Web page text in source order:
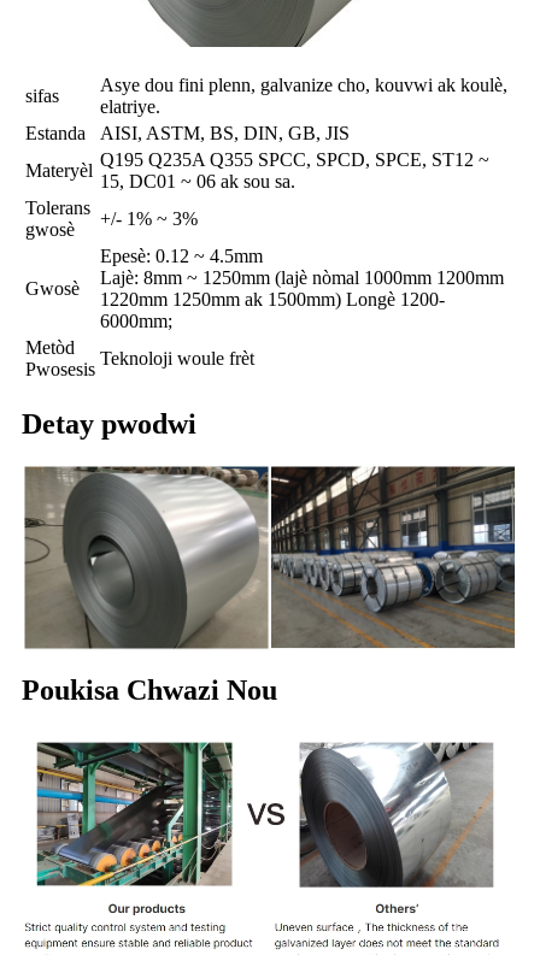
sifas
Asye dou fini plenn, galvanize cho, kouvwi ak koulè,
elatriye.
Estanda
AISI, ASTM, BS, DIN, GB, JIS
Materyèl
Q195 Q235A Q355 SPCC, SPCD, SPCE, ST12 ~
15, DC01 ~ 06 ak sou sa.
Tolerans
gwosè
+/- 1% ~ 3%
Gwosè
Epesè: 0.12 ~ 4.5mm
Lajè: 8mm ~ 1250mm (lajè nòmal 1000mm 1200mm
1220mm 1250mm ak 1500mm) Longè 1200-
6000mm;
Metòd
Pwosesis
Teknoloji woule frèt
Detay pwodwi
Poukisa Chwazi Nou